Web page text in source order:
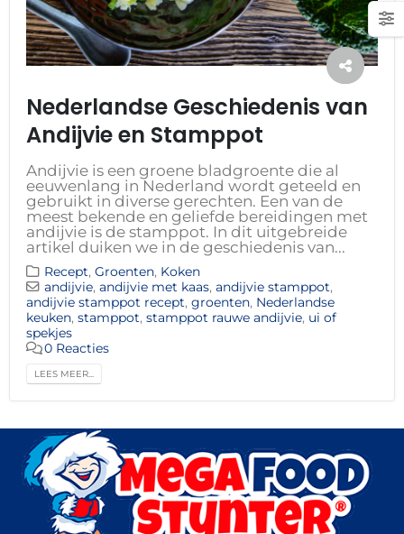
Nederlandse Geschiedenis van
Andijvie en Stamppot
Andijvie is een groene bladgroente die al
eeuwenlang in Nederland wordt geteeld en
gebruikt in diverse gerechten. Een van de
meest bekende en geliefde bereidingen met
andijvie is de stamppot. In dit uitgebreide
artikel duiken we in de geschiedenis van...
Recept,Groenten, Koken
andijvie,andijvie met kaas,andijvie stamppot,
andijvie stamppot recept, groenten, Nederlandse
keuken, stamppot, stamppot rauwe andijvie, ui of
spekjes
0 Reacties
LEES MEER...